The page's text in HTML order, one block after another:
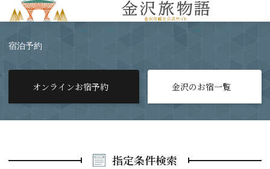
宿泊予約
オンラインお宿予約 金沢のお宿一覧
指定条件検索